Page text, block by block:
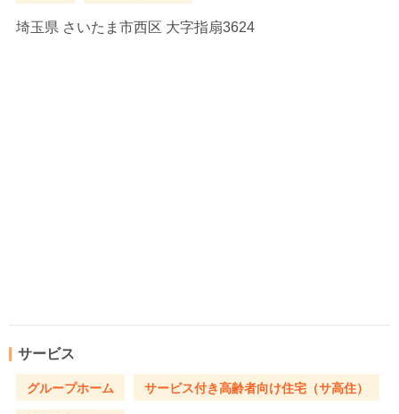
埼玉県 さいたま市西区 大字指扇3624
サービス
グループホーム サービス付き高齢者向け住宅（サ高住）